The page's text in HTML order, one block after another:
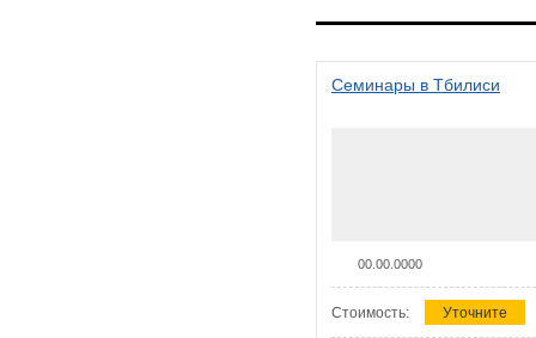
Семинары в Тбилиси
00.00.0000
Стоимость: Уточните